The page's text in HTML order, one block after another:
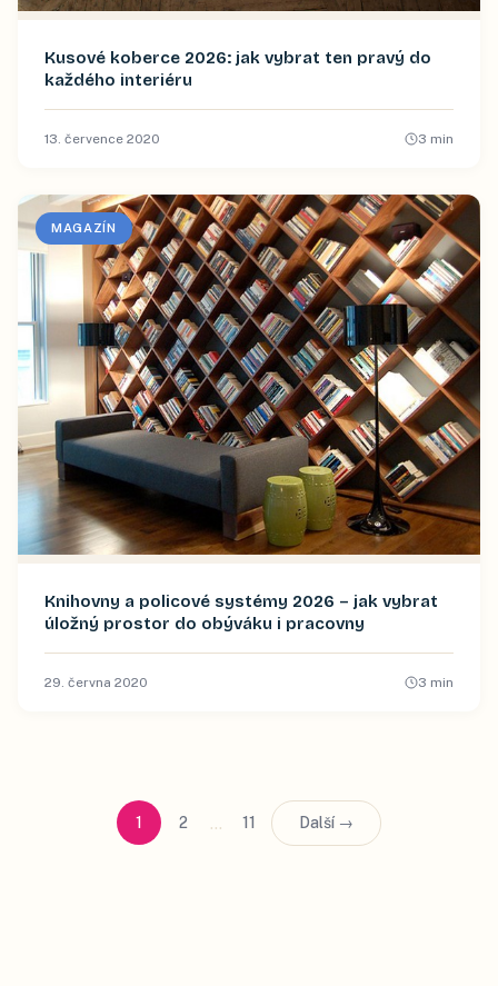
Kusové koberce 2026: jak vybrat ten pravý do
každého interiéru
13. července 2020 3 min
MAGAZÍN
Knihovny a policové systémy 2026 – jak vybrat
úložný prostor do obýváku i pracovny
29. června 2020 3 min
1 2 … 11 Další →